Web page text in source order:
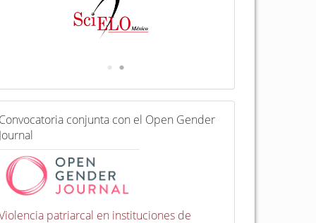
C
o
Convocatoria conjunta con el Open Gender
Journal
patriarcal en instituciones de